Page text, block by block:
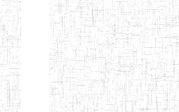
Etablissements
d'enseignement
normal